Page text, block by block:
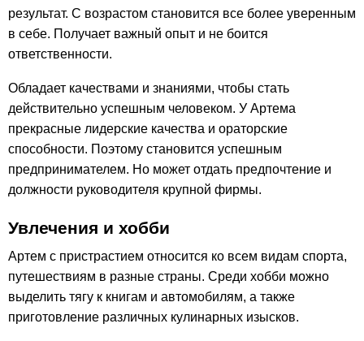
результат. С возрастом становится все более уверенным
в себе. Получает важный опыт и не боится
ответственности.
Обладает качествами и знаниями, чтобы стать
действительно успешным человеком. У Артема
прекрасные лидерские качества и ораторские
способности. Поэтому становится успешным
предпринимателем. Но может отдать предпочтение и
должности руководителя крупной фирмы.
Увлечения и хобби
Артем с пристрастием относится ко всем видам спорта,
путешествиям в разные страны. Среди хобби можно
выделить тягу к книгам и автомобилям, а также
приготовление различных кулинарных изысков.